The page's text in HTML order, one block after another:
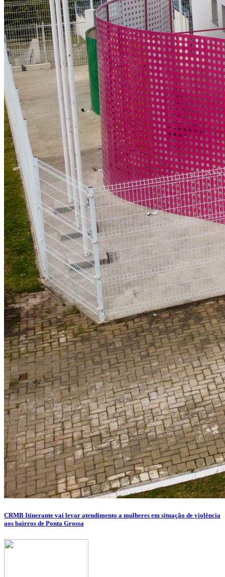
CRMB Itinerante vai levar atendimento a mulheres em situação de violência
aos bairros de Ponta Grossa